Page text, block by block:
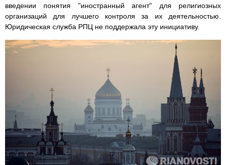
введении понятия "иностранный агент" для религиозных
организаций для лучшего контроля за их деятельностью.
Юридическая служба РПЦ не поддержала эту инициативу.